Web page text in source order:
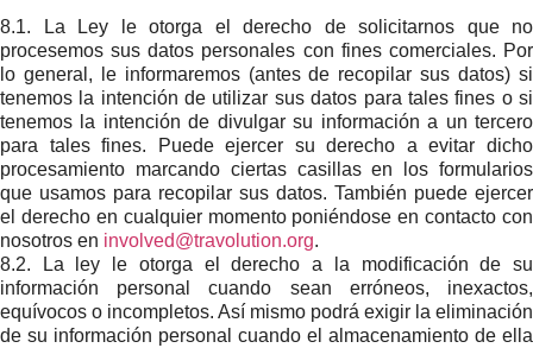
8.1. La Ley le otorga el derecho de solicitarnos que no
procesemos sus datos personales con fines comerciales. Por
lo general, le informaremos (antes de recopilar sus datos) si
tenemos la intención de utilizar sus datos para tales fines o si
tenemos la intención de divulgar su información a un tercero
para tales fines. Puede ejercer su derecho a evitar dicho
procesamiento marcando ciertas casillas en los formularios
que usamos para recopilar sus datos. También puede ejercer
el derecho en cualquier momento poniéndose en contacto con
nosotros en involved@travolution.org.
8.2. La ley le otorga el derecho a la modificación de su
información personal cuando sean erróneos, inexactos,
equívocos o incompletos. Así mismo podrá exigir la eliminación
de su información personal cuando el almacenamiento de ella